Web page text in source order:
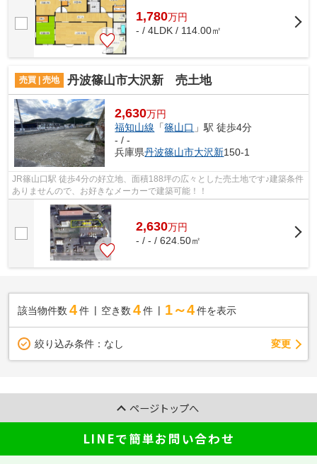
1,780万円
- / 4LDK / 114.00㎡
売買 | 売地 丹波篠山市大沢新 売土地
2,630万円
福知山線 「篠山口 」駅 徒歩4分
- / -
兵庫県丹波篠山市大沢新150-1
JR篠山口駅 徒歩4分の好立地、面積188坪の広々とした売土地です♪建築条件
ありませんので、お好きなメーカーで建築可能！！
2,630万円
- / - / 624.50㎡
該当物件数 4件 空き数 4 件 1～4 件を表示
絞り込み条件： なし 変更
ページトップへ
LINEで簡単お問い合わせ